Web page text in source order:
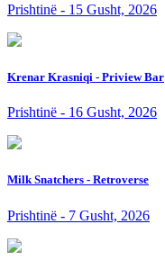
Prishtinë - 15 Gusht, 2026
Krenar Krasniqi - Priview Bar
Prishtinë - 16 Gusht, 2026
Milk Snatchers - Retroverse
Prishtinë - 7 Gusht, 2026